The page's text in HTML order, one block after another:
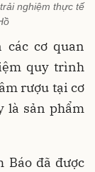
nghiệm thực tế
các cơ quan
quy trình
rượu tại cơ
là sản phẩm
Báo đã được